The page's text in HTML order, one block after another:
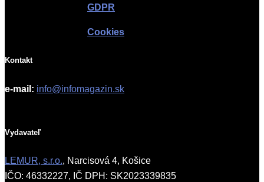
GDPR
Cookies
Kontakt
e-mail: info@infomagazin.sk
Vydavateľ
LEMUR, s.r.o., Narcisová 4, Košice
IČO: 46332227, IČ DPH: SK2023339835